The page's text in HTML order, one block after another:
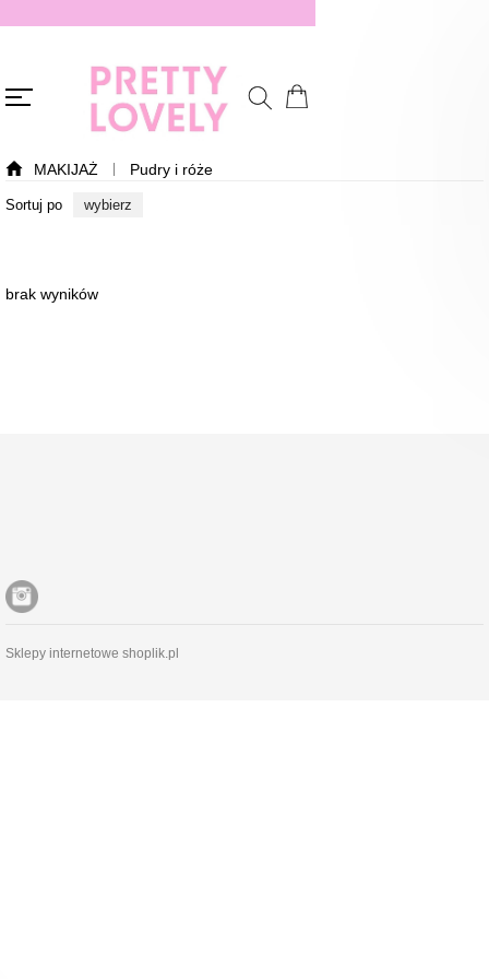
MAKIJAŻ Pudry i róże
Sortuj po wybierz
brak wyników
Sklepy internetowe shoplik.pl